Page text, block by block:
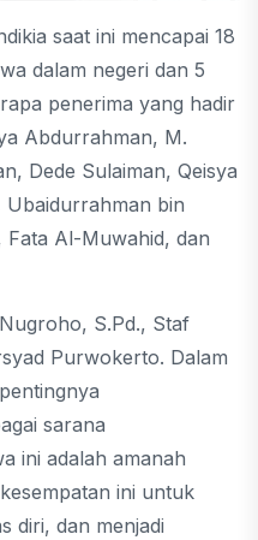
saat ini mencapai 18
dalam negeri dan 5
penerima yang hadir
Abdurrahman, M.
Dede Sulaiman, Qeisya
bin
Al-Muwahid, dan
S.Pd., Staf
Purwokerto. Dalam
sarana
ini adalah amanah
ini untuk
diri, dan menjadi